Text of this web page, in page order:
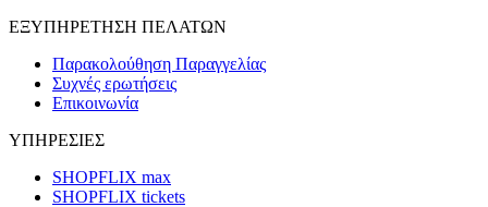
ΕΞΥΠΗΡΕΤΗΣΗ ΠΕΛΑΤΩΝ
Παρακολούθηση Παραγγελίας
Συχνές ερωτήσεις
Επικοινωνία
ΥΠΗΡΕΣΙΕΣ
SHOPFLIX max
SHOPFLIX tickets